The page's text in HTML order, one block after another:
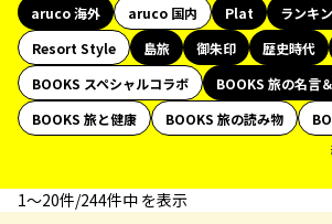
aruco 海外
aruco 国内 Plat
ランキ
Resort Style
島旅 御朱印 歴史時代
BOOKS スペシャルコラボ
BOOKS 旅の名言
BOOKS 旅と健康
BOOKS 旅の読み物
1〜20件/244件中 を表示